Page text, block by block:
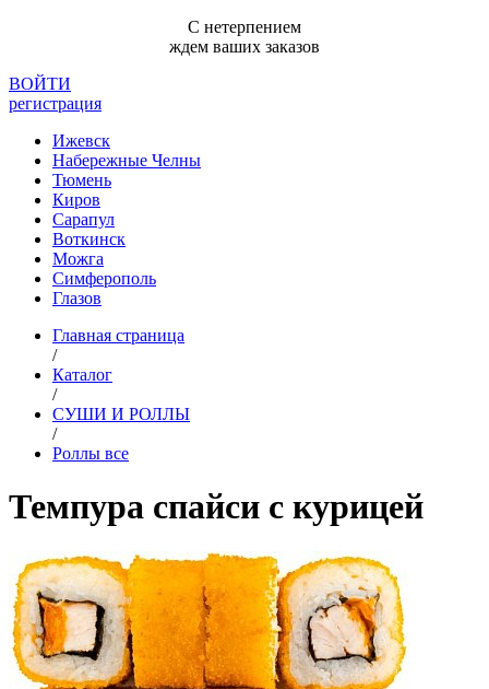
С нетерпением
ждем ваших заказов
ВОЙТИ
регистрация
Ижевск
Набережные Челны
Тюмень
Киров
Сарапул
Воткинск
Можга
Симферополь
Глазов
Главная страница
/
Каталог
/
СУШИ И РОЛЛЫ
/
Роллы все
Темпура спайси с курицей